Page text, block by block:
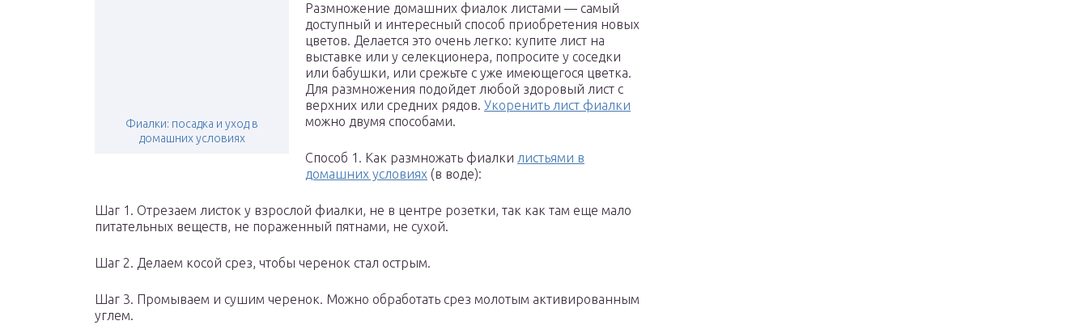
Фиалки: посадка и уход в
домашних условиях
Размножение домашних фиалок листами — самый
доступный и интересный способ приобретения новых
цветов. Делается это очень легко: купите лист на
выставке или у селекционера, попросите у соседки
или бабушки, или срежьте с уже имеющегося цветка.
Для размножения подойдет любой здоровый лист с
верхних или средних рядов. Укоренить лист фиалки
можно двумя способами.
Способ 1. Как размножать фиалки листьями в
домашних условиях (в воде):
Шаг 1. Отрезаем листок у взрослой фиалки, не в центре розетки, так как там еще мало
питательных веществ, не пораженный пятнами, не сухой.
Шаг 2. Делаем косой срез, чтобы черенок стал острым.
Шаг 3. Промываем и сушим черенок. Можно обработать срез молотым активированным
углем.